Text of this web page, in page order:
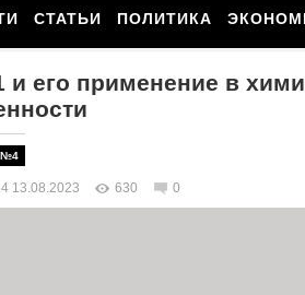
СТАТЬИ ПОЛИТИКА
и его применение в
№4
13.08.2023 630 0